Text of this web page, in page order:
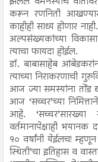
करून रणनिती
काहीही साध्य होणार
अल्पसंख्यकांच्या
त्याचा फायदा होईल.
डॉ. बाबासाहेब
त्याच्या निराकरणाची
आज ज्या समस्यांना तोंड
आज ‘सच्चर’च्या
आहे.
वर्तमानापेक्षाही भयानक
१० वर्षांनी येईलच!
स्थिती’चा इतिहास व